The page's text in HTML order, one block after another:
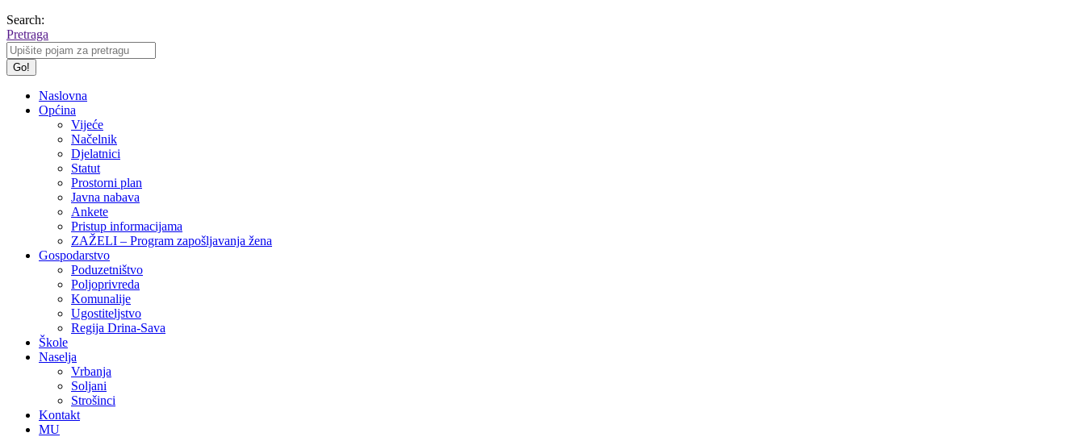
Search:
Pretraga
Naslovna
Općina
Vijeće
Načelnik
Djelatnici
Statut
Prostorni plan
Javna nabava
Ankete
Pristup informacijama
ZAŽELI – Program zapošljavanja žena
Gospodarstvo
Poduzetništvo
Poljoprivreda
Komunalije
Ugostiteljstvo
Regija Drina-Sava
Škole
Naselja
Vrbanja
Soljani
Strošinci
Kontakt
MU